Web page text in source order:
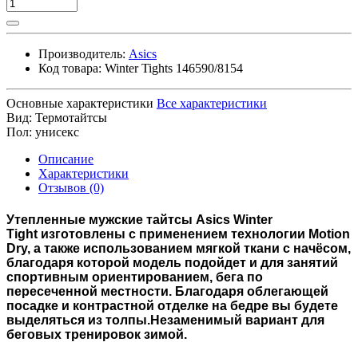
Производитель: Asics
Код товара: Winter Tights 146590/8154
Основные характеристики Все характеристики
Вид: Термотайтсы
Пол: унисекс
Описание
Характеристики
Отзывов (0)
Утепленные мужские тайтсы Asics Winter
Tight изготовлены с применением технологии Motion
Dry, а также использованием мягкой ткани с начёсом,
благодаря которой модель подойдет и для занятий
спортивным ориентированием, бега по
пересеченной местности. Благодаря облегающей
посадке и контрастной отделке на бедре вы будете
выделяться из толпы.Незаменимый вариант для
беговых тренировок зимой.